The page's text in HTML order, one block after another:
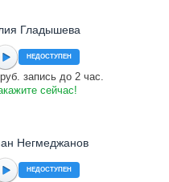
Гладышева
НЕДОСТУПЕН
запись до 2 час.
сейчас!
Негмеджанов
НЕДОСТУПЕН